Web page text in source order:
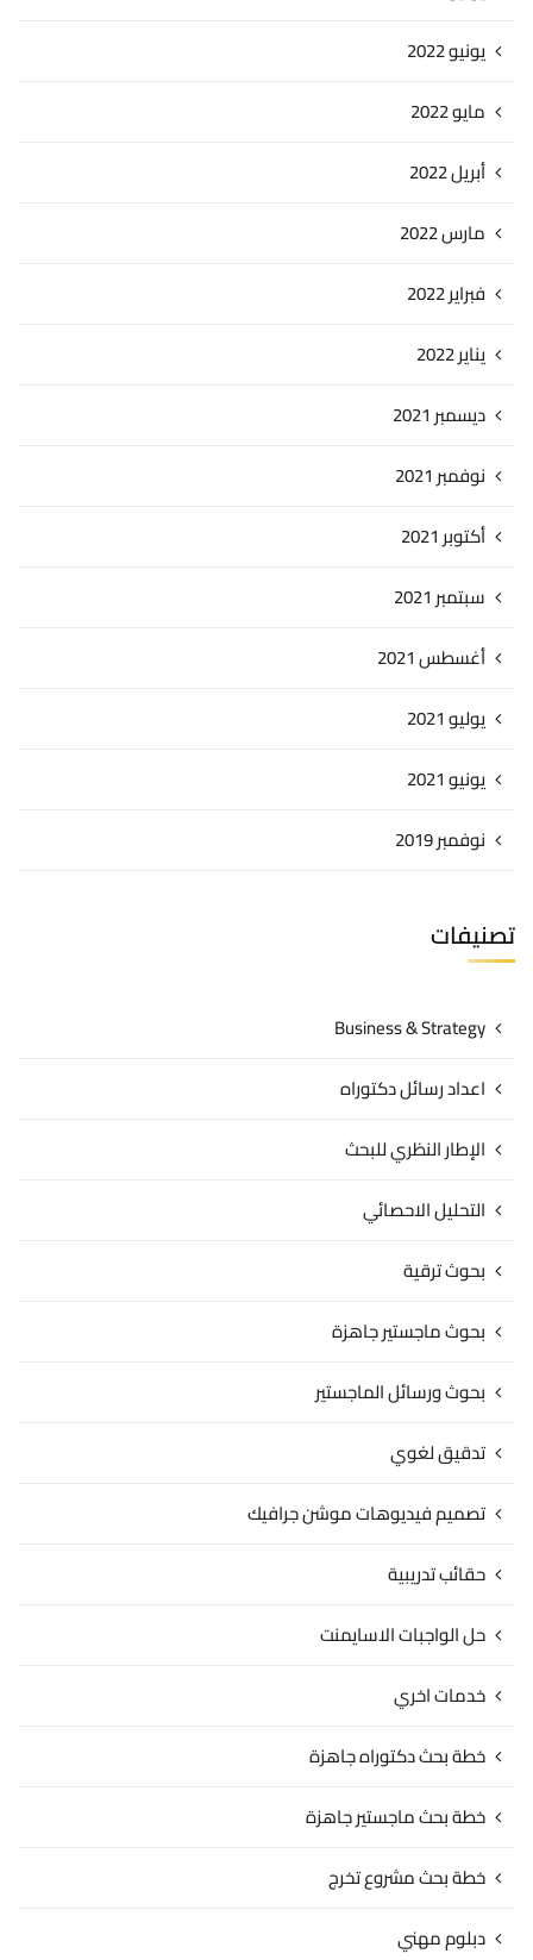
يونيو 2022
مايو 2022
أبريل 2022
مارس 2022
فبراير 2022
يناير 2022
ديسمبر 2021
نوفمبر 2021
أكتوبر 2021
سبتمبر 2021
أغسطس 2021
يوليو 2021
يونيو 2021
نوفمبر 2019
تصنيفات
Business & Strategy
اعداد رسائل دكتوراه
الإطار النظري للبحث
التحليل الاحصائي
بحوث ترقية
بحوث ماجستير جاهزة
بحوث ورسائل الماجستير
تدقيق لغوي
تصميم فيديوهات موشن جرافيك
حقائب تدريبية
حل الواجبات الاسايمنت
خدمات اخري
خطة بحث دكتوراه جاهزة
خطة بحث ماجستير جاهزة
خطة بحث مشروع تخرج
دبلوم مهني